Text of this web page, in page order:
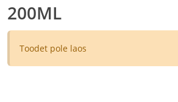
200ML
Toodet pole laos